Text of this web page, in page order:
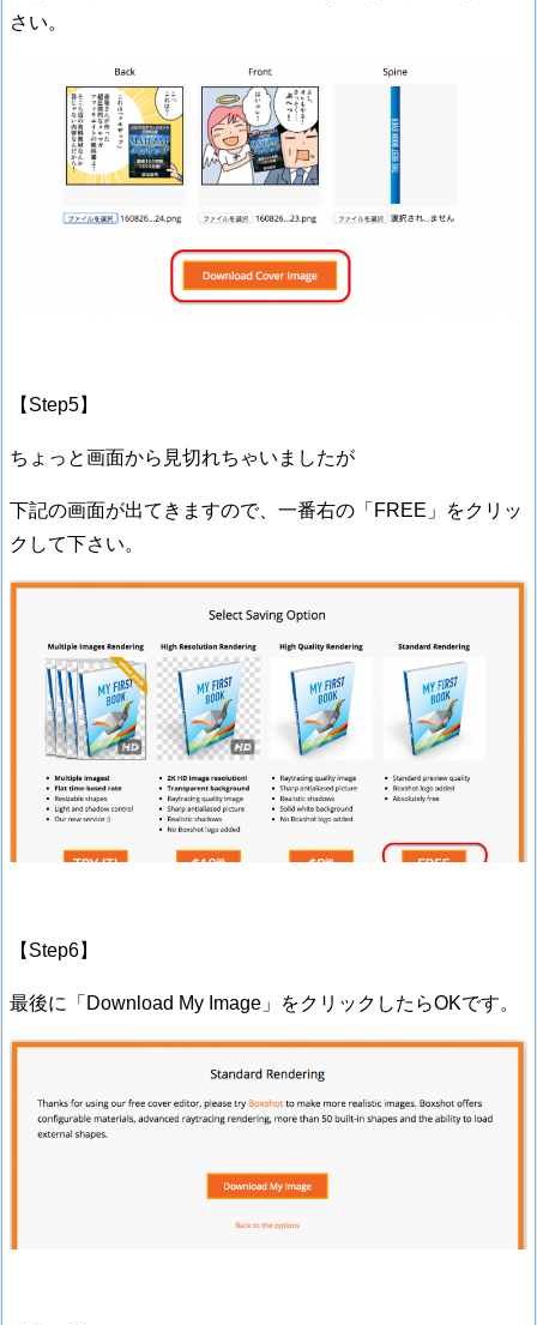
さい。
【Step5】
ちょっと画面から見切れちゃいましたが
下記の画面が出てきますので、一番右の「FREE」をクリッ
クして下さい。
【Step6】
最後に「Download My Image」をクリックしたらOKです。